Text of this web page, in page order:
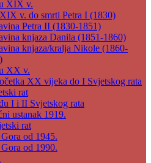
XIX v.
v. do smrti Petra I (1830)
Petra II (1830-1851)
knjaza Danila (1851-1860)
knjaza/kralja Nikole (1860-
XX v.
XX vijeka do I Svjetskog rata
rat
I i II Svjetskog rata
ustanak 1919.
rat
od 1945.
od 1990.